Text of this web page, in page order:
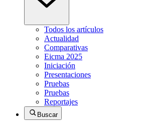
Todos los artículos
Actualidad
Comparativas
Eicma 2025
Iniciación
Presentaciones
Pruebas
Pruebas
Reportajes
Buscar